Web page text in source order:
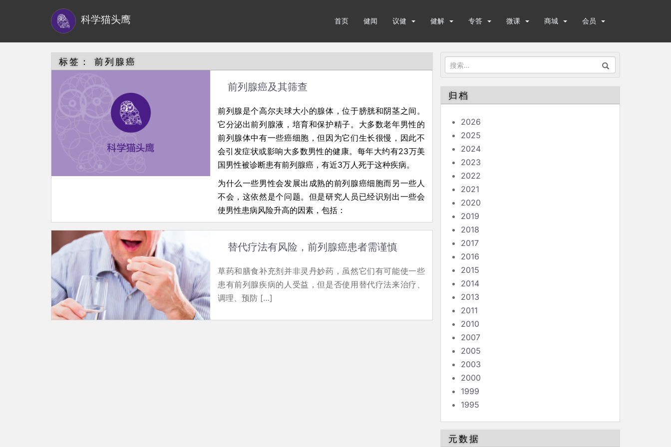
科学猫头鹰 首页 健闻 议健 健解 专答 微课 商城 会员
搜
索：
标签： 前列腺癌
前列腺癌及其筛查
前列腺是个高尔夫球大小的腺体，位于膀胱和阴茎之间。
它分泌出前列腺液，培育和保护精子。大多数老年男性的
前列腺体中有一些癌细胞，但因为它们生长很慢，因此不
会引发症状或影响大多数男性的健康。每年大约有23万美
国男性被诊断患有前列腺癌，有近3万人死于这种疾病。
为什么一些男性会发展出成熟的前列腺癌细胞而另一些人
不会，这依然是个问题。但是研究人员已经识别出一些会
使男性患病风险升高的因素，包括：
替代疗法有风险，前列腺癌患者需谨慎
草药和膳食补充剂并非灵丹妙药，虽然它们有可能使一些
患有前列腺疾病的人受益，但是否使用替代疗法来治疗、
调理、预防 […]
归档
2026
2025
2024
2023
2022
2021
2020
2019
2018
2017
2016
2015
2014
2013
2011
2010
2007
2005
2003
2000
1999
1995
元数据